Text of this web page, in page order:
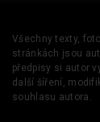
Všechny texty,
stránkách jsou
předpisy si autor
další šíření,
souhlasu autora.